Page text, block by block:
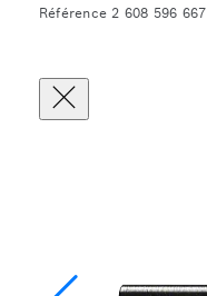
Référence 2 608 596 667